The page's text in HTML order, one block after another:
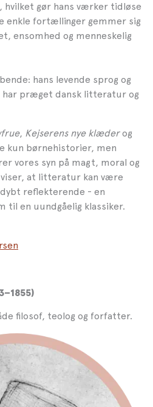
hvilket gør hans værker tidløse
enkle fortællinger gemmer sig
ensomhed og menneskelig
hans levende sprog og
har præget dansk litteratur og
, Kejserens nye klæderog
kun børnehistorier, men
vores syn på magt, moral og
viser, at litteratur kan være
reflekterende - en
til en uundgåelig klassiker.
filosof, teolog og forfatter.